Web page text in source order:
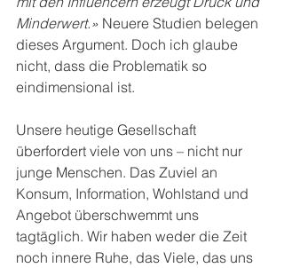
Minderwert.» Neuere Studien belegen
dieses Argument. Doch ich glaube
nicht, dass die Problematik so
eindimensional ist.
Unsere heutige Gesellschaft
überfordert viele von uns – nicht nur
junge Menschen. Das Zuviel an
Konsum, Information, Wohlstand und
Angebot überschwemmt uns
tagtäglich. Wir haben weder die Zeit
noch innere Ruhe, das Viele, das uns